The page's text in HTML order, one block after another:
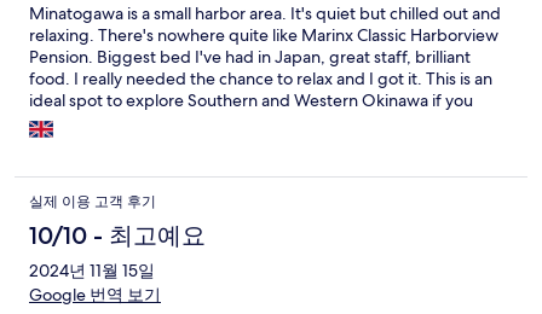
Minatogawa is a small harbor area. It's quiet but chilled out and
relaxing. There's nowhere quite like Marinx Classic Harborview
Pension. Biggest bed I've had in Japan, great staff, brilliant
food. I really needed the chance to relax and I got it. This is an
ideal spot to explore Southern and Western Okinawa if you
drive. Even for walking There's good beaches nearby and
Oujima is a pleasant walk with a lot of friendly cats.
실제 이용 고객 후기
10/10 - 최고예요
2024년 11월 15일
Google 번역 보기